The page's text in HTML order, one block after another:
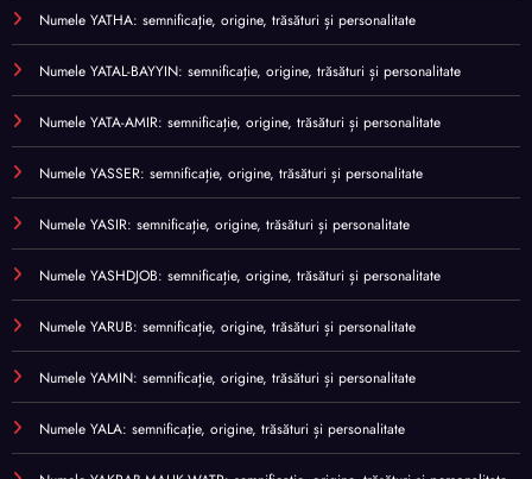
Numele YATHA: semnificație, origine, trăsături și personalitate
Numele YATAL-BAYYIN: semnificație, origine, trăsături și personalitate
Numele YATA-AMIR: semnificație, origine, trăsături și personalitate
Numele YASSER: semnificație, origine, trăsături și personalitate
Numele YASIR: semnificație, origine, trăsături și personalitate
Numele YASHDJOB: semnificație, origine, trăsături și personalitate
Numele YARUB: semnificație, origine, trăsături și personalitate
Numele YAMIN: semnificație, origine, trăsături și personalitate
Numele YALA: semnificație, origine, trăsături și personalitate